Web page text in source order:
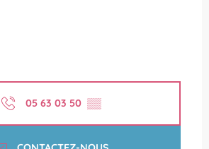
05 63 03 50 ▒▒